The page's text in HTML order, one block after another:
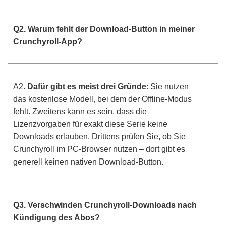
Q2. Warum fehlt der Download-Button in meiner
Crunchyroll-App?
A2. Dafür gibt es meist drei Gründe: Sie nutzen
das kostenlose Modell, bei dem der Offline-Modus
fehlt. Zweitens kann es sein, dass die
Lizenzvorgaben für exakt diese Serie keine
Downloads erlauben. Drittens prüfen Sie, ob Sie
Crunchyroll im PC-Browser nutzen – dort gibt es
generell keinen nativen Download-Button.
Q3. Verschwinden Crunchyroll-Downloads nach
Kündigung des Abos?